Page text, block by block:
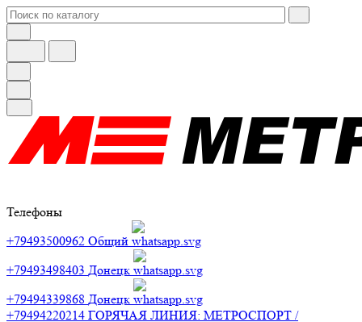
Телефоны
+79493500962 Общий
+79493498403 Донецк
+79494339868 Донецк
+79494220214 ГОРЯЧАЯ ЛИНИЯ: МЕТРОСПОРТ /